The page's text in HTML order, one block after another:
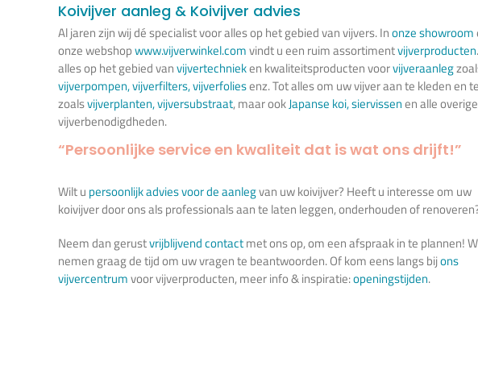
Koivijver aanleg & Koivijver advies
Al jaren zijn wij dé specialist voor alles op het gebied van vijvers. Inonze showroom
onze webshopwww.vijverwinkel.comvindt u een ruim assortimentvijverproducten
alles op het gebied vanvijvertechnieken kwaliteitsproducten voorvijveraanleg
vijverpompen,vijverfilters,vijverfoliesenz. Tot alles om uw vijver aan te kleden en
zoalsvijverplanten,vijversubstraat, maar ookJapanse koi,siervissenen alle overige
vijverbenodigdheden.
“Persoonlijke service en kwaliteit dat is wat ons drijft!”
Wilt u persoonlijk advies voor de aanlegvan uw koivijver? Heeft u interesse om uw
koivijver door ons als professionals aan te laten leggen, onderhouden of
Neem dan gerustvrijblijvend contactmet ons op, om een afspraak in te plannen!
nemen graag de tijd om uw vragen te beantwoorden. Of kom eens langs bijons
vijvercentrumvoor vijverproducten, meer info & inspiratie:openingstijden.